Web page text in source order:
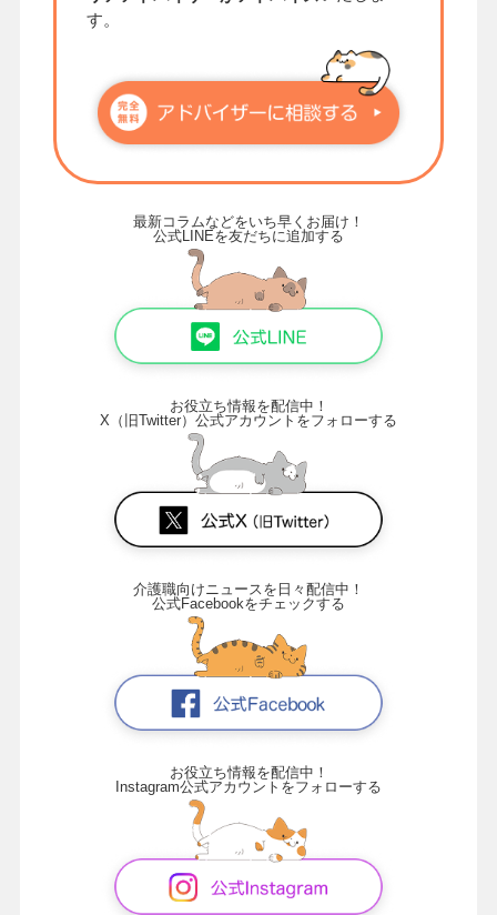
す。
最新コラムなどをいち早くお届け！
公式LINEを友だちに追加する
お役立ち情報を配信中！
X（旧Twitter）公式アカウントをフォローする
介護職向けニュースを日々配信中！
公式Facebookをチェックする
お役立ち情報を配信中！
Instagram公式アカウントをフォローする